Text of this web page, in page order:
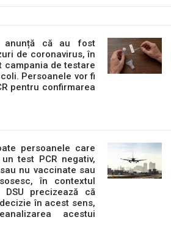
anunță că au fost
de coronavirus, în
campania de testare
Persoanele vor fi
pentru confirmarea
persoanele care
test PCR negativ,
nu vaccinate sau
în contextul
DSU precizează că
în acest sens,
acestui